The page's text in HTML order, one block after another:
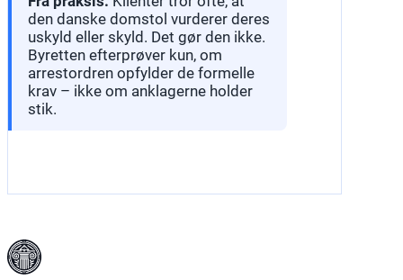
den danske domstol vurderer deres
uskyld eller skyld. Det gør den ikke.
Byretten efterprøver kun, om
arrestordren opfylder de formelle
krav – ikke om anklagerne holder
stik.